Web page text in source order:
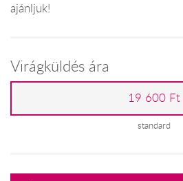
ajánljuk!
Virágküldés ára
19 600 Ft
standard